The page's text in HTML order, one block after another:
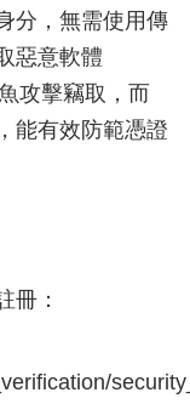
分，無需使用傳
惡意軟體
攻擊竊取，而
能有效防範憑證
冊：